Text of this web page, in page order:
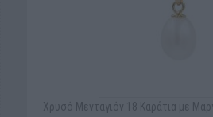
Χρυσό Μενταγιόν 18 Καράτια με